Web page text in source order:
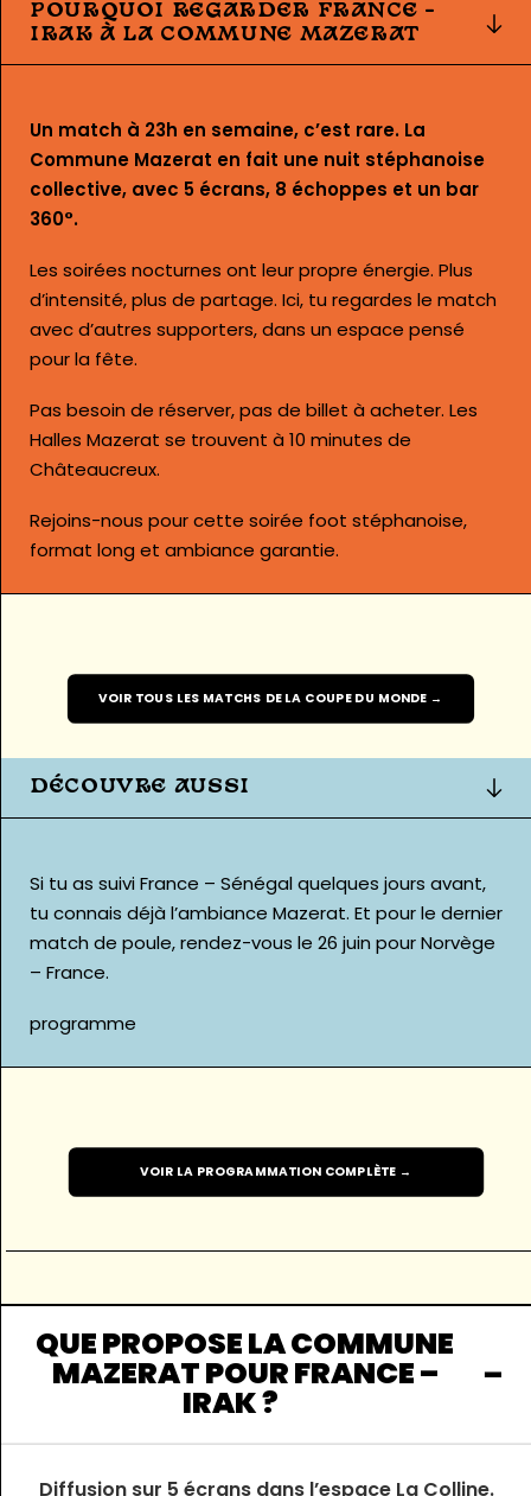
POURQUOI REGARDER FRANCE –
IRAK À LA COMMUNE MAZERAT
Un match à 23h en semaine, c’est rare. La
Commune Mazerat en fait une nuit stéphanoise
collective, avec 5 écrans, 8 échoppes et un bar
360°.
Les soirées nocturnes ont leur propre énergie. Plus
d’intensité, plus de partage. Ici, tu regardes le match
avec d’autres supporters, dans un espace pensé
pour la fête.
Pas besoin de réserver, pas de billet à acheter. Les
Halles Mazerat se trouvent à 10 minutes de
Châteaucreux.
Rejoins-nous pour cette soirée foot stéphanoise,
format long et ambiance garantie.
VOIR TOUS LES MATCHS DE LA COUPE DU MONDE →
DÉCOUVRE AUSSI
Si tu as suiviFrance – Sénégalquelques jours avant,
tu connais déjà l’ambiance Mazerat. Et pour le dernier
match de poule, rendez-vous le 26 juin pourNorvège
– France.
programme
VOIR LA PROGRAMMATION COMPLÈTE →
QUE PROPOSE LA COMMUNE
MAZERAT POUR FRANCE –
IRAK ?
Diffusion sur 5 écrans dans l’espace La Colline.